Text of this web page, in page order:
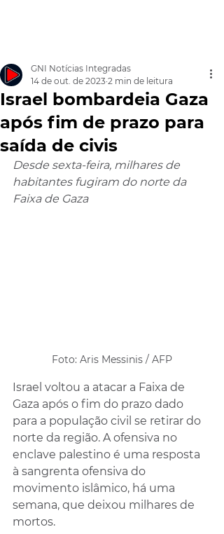
Israel bombardeia Gaza
após fim de prazo para
saída de civis
GNI Notícias Integradas
14 de out. de 2023 2 min de leitura
Desde sexta-feira, milhares de
habitantes fugiram do norte da
Faixa de Gaza
Foto: Aris Messinis / AFP
Israel voltou a atacar a Faixa de
Gaza após o fim do prazo dado
para a população civil se retirar do
norte da região. A ofensiva no
enclave palestino é uma resposta
à sangrenta ofensiva do
movimento islâmico, há uma
semana, que deixou milhares de
mortos.